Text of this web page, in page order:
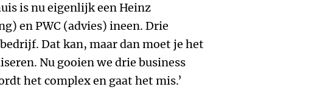
is nu eigenlijk een Heinz
en PWC (advies) ineen. Drie
Dat kan, maar dan moet je het
Nu gooien we drie business
het complex en gaat het mis.’